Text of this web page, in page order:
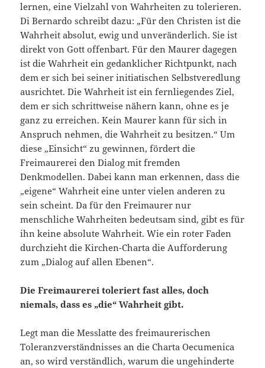
lernen, eine Vielzahl von Wahrheiten zu tolerieren.
Di Bernardo schreibt dazu: „Für den Christen ist die
Wahrheit absolut, ewig und unveränderlich. Sie ist
direkt von Gott offenbart. Für den Maurer dagegen
ist die Wahrheit ein gedanklicher Richtpunkt, nach
dem er sich bei seiner initiatischen Selbstveredlung
ausrichtet. Die Wahrheit ist ein fernliegendes Ziel,
dem er sich schrittweise nähern kann, ohne es je
ganz zu erreichen. Kein Maurer kann für sich in
Anspruch nehmen, die Wahrheit zu besitzen.“ Um
diese „Einsicht“ zu gewinnen, fördert die
Freimaurerei den Dialog mit fremden
Denkmodellen. Dabei kann man erkennen, dass die
„eigene“ Wahrheit eine unter vielen anderen zu
sein scheint. Da für den Freimaurer nur
menschliche Wahrheiten bedeutsam sind, gibt es für
ihn keine absolute Wahrheit. Wie ein roter Faden
durchzieht die Kirchen-Charta die Aufforderung
zum „Dialog auf allen Ebenen“.
Die Freimaurerei toleriert fast alles, doch
niemals, dass es „die“ Wahrheit gibt.
Legt man die Messlatte des freimaurerischen
Toleranzverständnisses an die Charta Oecumenica
an, so wird verständlich, warum die ungehinderte